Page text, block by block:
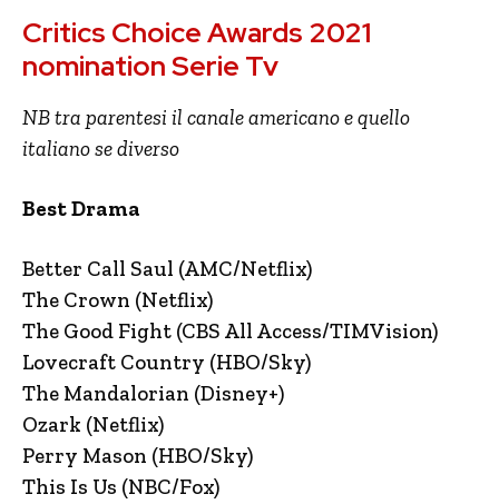
Critics Choice Awards 2021
nomination Serie Tv
NB tra parentesi il canale americano e quello
italiano se diverso
Best Drama
Better Call Saul (AMC/Netflix)
The Crown (Netflix)
The Good Fight (CBS All Access/TIMVision)
Lovecraft Country (HBO/Sky)
The Mandalorian (Disney+)
Ozark (Netflix)
Perry Mason (HBO/Sky)
This Is Us (NBC/Fox)